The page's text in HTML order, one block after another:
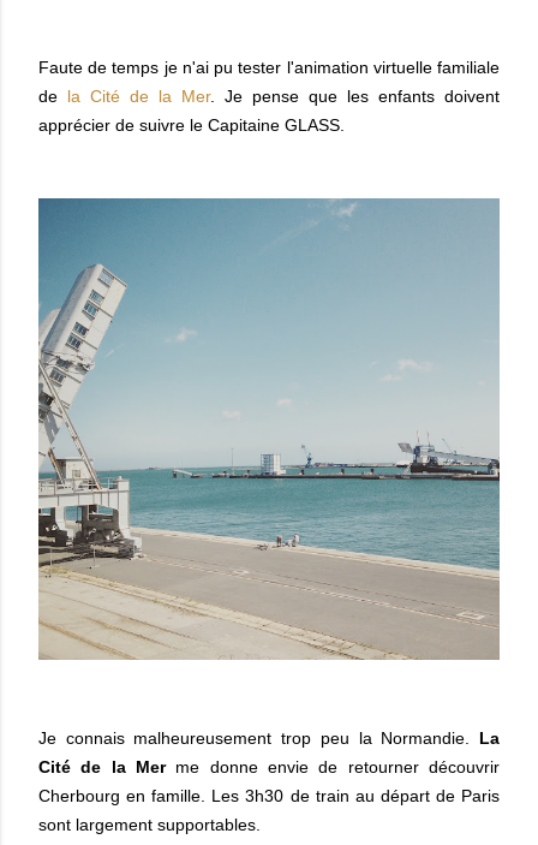
Faute de temps je n'ai pu tester l'animation virtuelle familiale
de la Cité de la Mer. Je pense que les enfants doivent
apprécier de suivre le Capitaine GLASS.
Je connais malheureusement trop peu la Normandie. La
Cité de la Merme donne envie de retourner découvrir
Cherbourg en famille. Les 3h30 de train au départ de Paris
sont largement supportables.